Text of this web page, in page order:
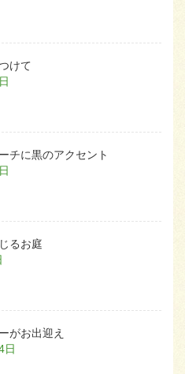
けて
チに黒のアクセント
るお庭
がお出迎え
日